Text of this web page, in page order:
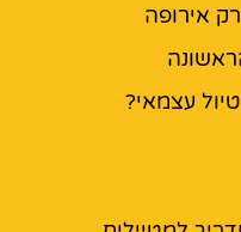
אירופה
עצמאי?